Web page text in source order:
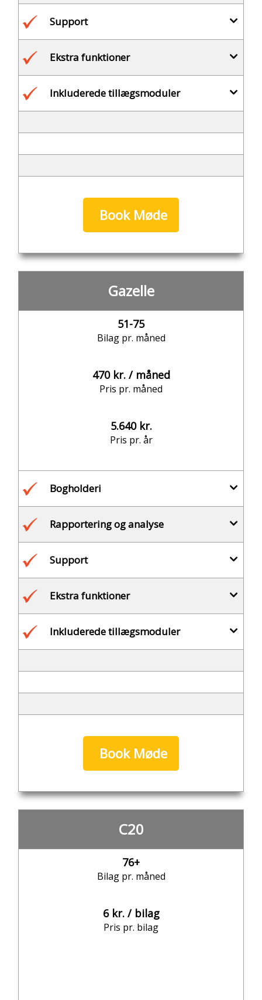
Support
Ekstra funktioner
Inkluderede tillægsmoduler
Book Møde
Gazelle
51-75
Bilag pr. måned
470 kr. / måned
Pris pr. måned
5.640 kr.
Pris pr. år
Bogholderi
Rapportering og analyse
Support
Ekstra funktioner
Inkluderede tillægsmoduler
Book Møde
C20
76+
Bilag pr. måned
6 kr. / bilag
Pris pr. bilag